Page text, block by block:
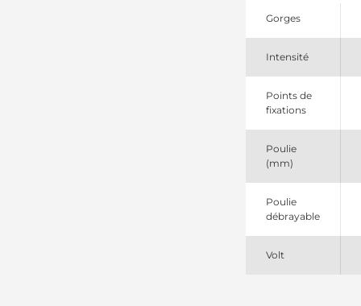
22032
835964140
PSH
90295824
Bosch
(USA)
(USA)
Gorges
Intensité
Points de
fixations
Poulie
(mm)
Poulie
débrayable
Volt